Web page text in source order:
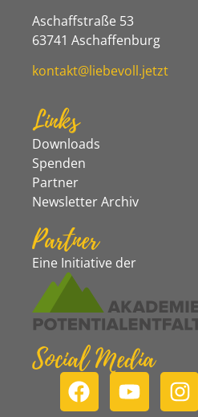
Aschaffstraße 53
63741 Aschaffenburg
kontakt@liebevoll.jetzt
Links
Downloads
Spenden
Partner
Newsletter Archiv
Partner
Eine Initiative der
Social Media